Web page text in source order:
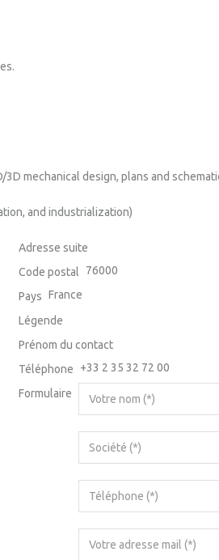
3D mechanical design, plans and
and industrialization)
Adresse suite
Code postal
76000
Pays France
Légende
Prénom du contact
Téléphone
+33 2 35 32 72 00
Formulaire